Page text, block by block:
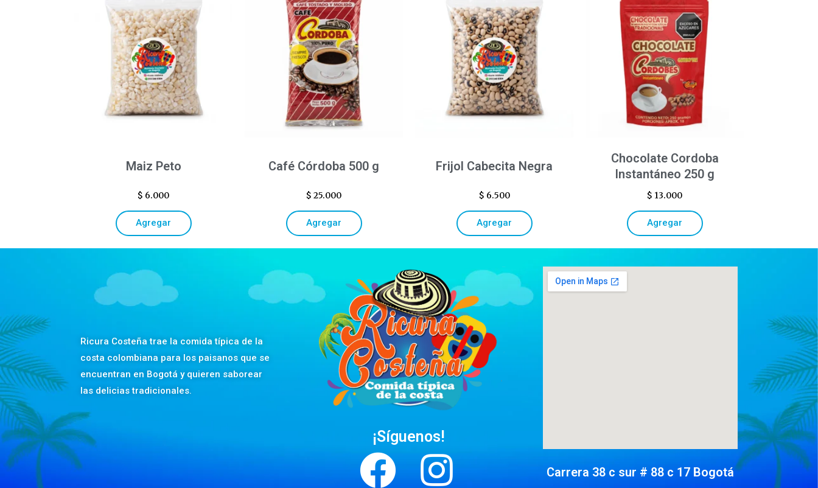
Maiz Peto
$ 6.000
Agregar
Café Córdoba 500 g
$ 25.000
Agregar
Frijol Cabecita Negra
$ 6.500
Agregar
Chocolate Cordoba
Instantáneo 250 g
$ 13.000
Agregar
Ricura Costeña trae la comida típica de la
costa colombiana para los paisanos que se
encuentran en Bogotá y quieren saborear
las delicias tradicionales.
¡Síguenos!
Carrera 38 c sur # 88 c 17 Bogotá